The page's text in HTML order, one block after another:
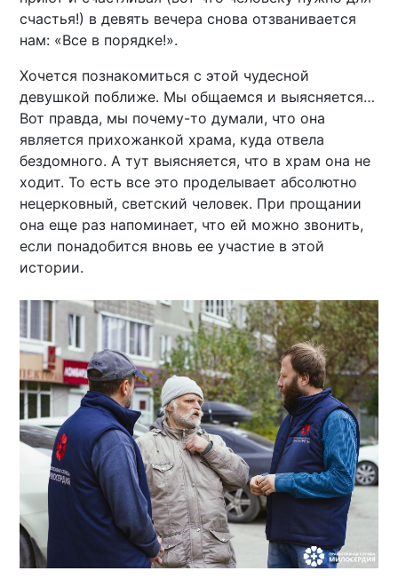
счастья!) в девять вечера снова отзванивается
нам: «Все в порядке!».
Хочется познакомиться с этой чудесной
девушкой поближе. Мы общаемся и выясняется…
Вот правда, мы почему-то думали, что она
является прихожанкой храма, куда отвела
бездомного. А тут выясняется, что в храм она не
ходит. То есть все это проделывает абсолютно
нецерковный, светский человек. При прощании
она еще раз напоминает, что ей можно звонить,
если понадобится вновь ее участие в этой
истории.